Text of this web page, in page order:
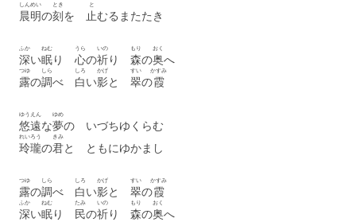
晨明
しんめい
の刻
とき
を 止
と
むるまたたき
深
ふか
い眠
ねむ
り 心
うら
の祈
いの
り 森
もり
の奥
おく
へ
露
つゆ
の調
しら
べ 白
しろ
い影
かげ
と 翠
すい
の霞
かすみ
悠遠
ゆうえん
な夢
ゆめ
の いづちゆくらむ
玲瓏
れいろう
の君
きみ
と ともにゆかまし
露
つゆ
の調
しら
べ 白
しろ
い影
かげ
と 翠
すい
の霞
かすみ
深
ふか
い眠
ねむ
り 民
たみ
の祈
いの
り 森
もり
の奥
おく
へ